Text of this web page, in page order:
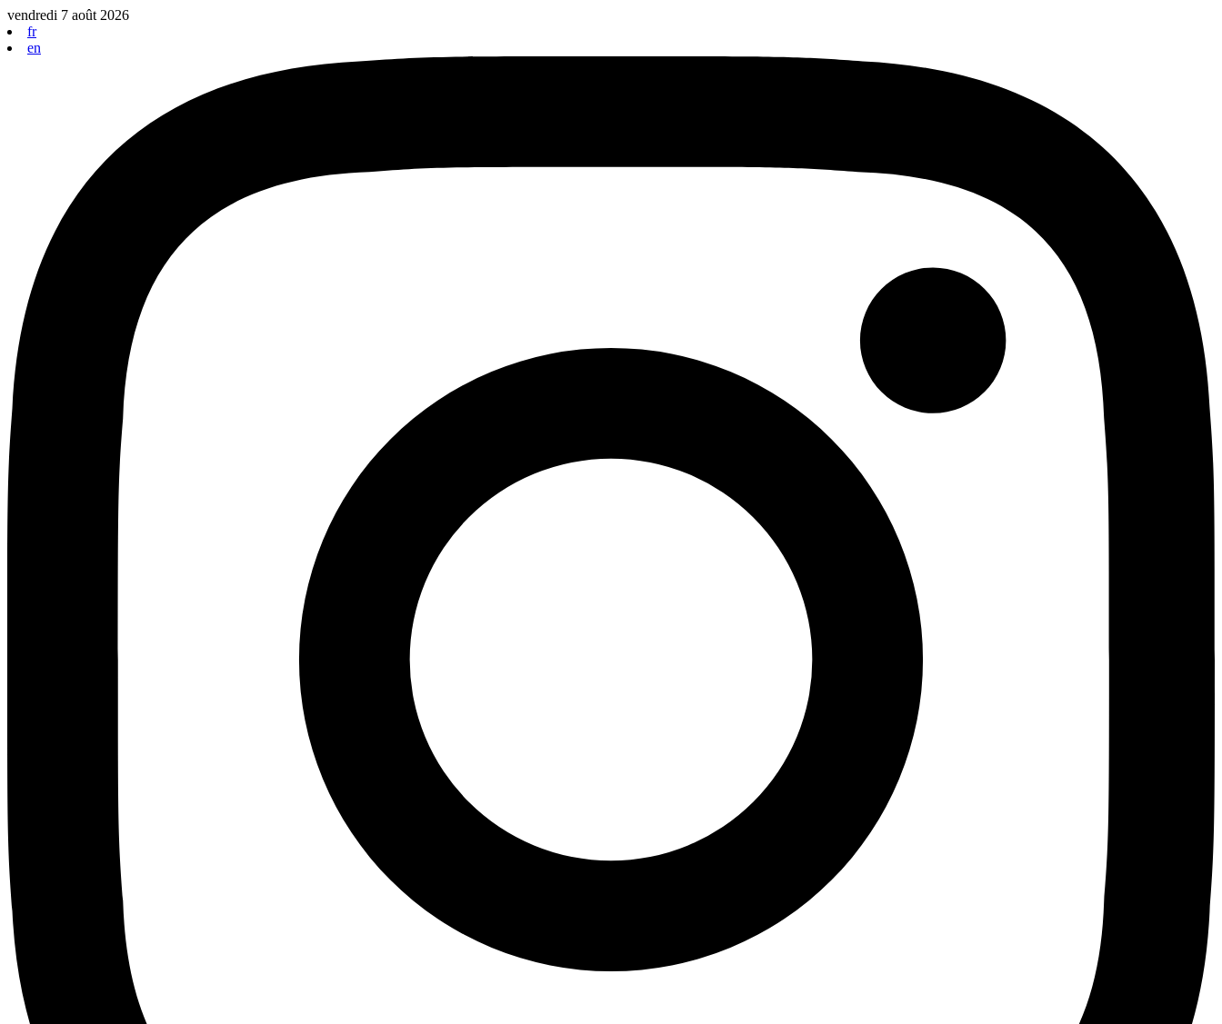
Aller
au
contenu
vendredi 7 août 2026
fr
en